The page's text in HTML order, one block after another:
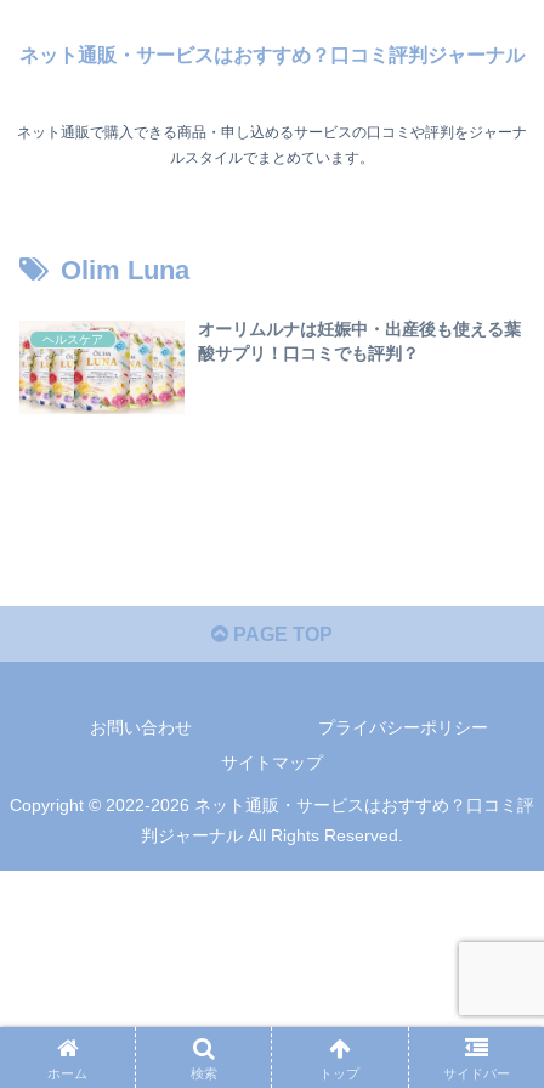
ネット通販・サービスはおすすめ？口コミ評判ジャーナル
ネット通販で購入できる商品・申し込めるサービスの口コミや評判をジャーナ
ルスタイルでまとめています。
Olim Luna
ヘルスケア
オーリムルナは妊娠中・出産後も使える葉
酸サプリ！口コミでも評判？
PAGE TOP
お問い合わせ
プライバシーポリシー
サイトマップ
Copyright © 2022-2026 ネット通販・サービスはおすすめ？口コミ評
判ジャーナル All Rights Reserved.
ホーム 検索 トップ サイドバー